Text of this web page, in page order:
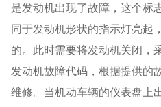
是发动机出现了故障，这个标
同于发动机形状的指示灯亮起
的。此时需要将发动机关闭，
发动机故障代码，根据提供的
维修。当机动车辆的仪表盘上